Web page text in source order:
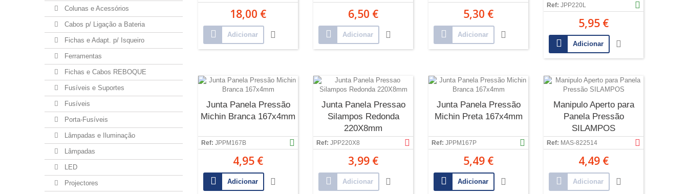
Colunas e Acessórios
Cabos p/ Ligação a Bateria
Fichas e Adapt. p/ Isqueiro
Ferramentas
Fichas e Cabos REBOQUE
Fusíveis e Suportes
Fusíveis
Porta-Fusíveis
Lâmpadas e Iluminação
Lâmpadas
LED
Projectores
18,00 €
Adicionar
6,50 €
Adicionar
5,30 €
Adicionar
Ref: JPP220L
5,95 €
Adicionar
Junta Panela Pressão
Michin Branca 167x4mm
Ref: JPPM167B
4,95 €
Adicionar
Junta Panela Pressao
Silampos Redonda
220X8mm
Ref: JPP220X8
3,99 €
Adicionar
Junta Panela Pressão
Michin Preta 167x4mm
Ref: JPPM167P
5,49 €
Adicionar
Manipulo Aperto para
Panela Pressão
SILAMPOS
Ref: MAS-822514
4,49 €
Adicionar